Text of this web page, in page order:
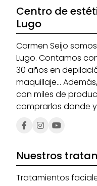
Centro de
Lugo
Carmen Seijo
Lugo. Contamos
30 años en
maquillaje...
con miles de
comprarlos donde
Nuestros
Tratamientos